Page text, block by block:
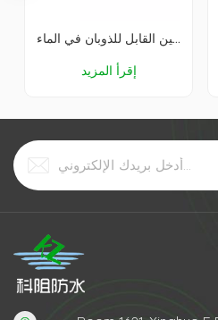
عامل توصيل البولي يوريثين القابل للذوبان في الماء KEZU
إقرأ المزيد